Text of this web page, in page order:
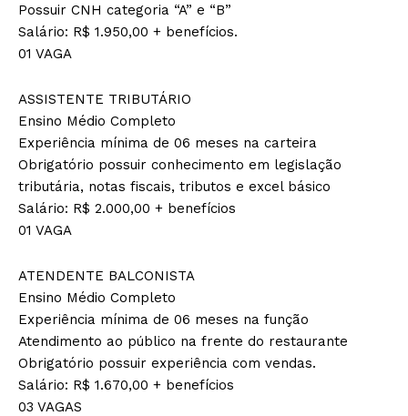
Possuir CNH categoria “A” e “B”
Salário: R$ 1.950,00 + benefícios.
01 VAGA
ASSISTENTE TRIBUTÁRIO
Ensino Médio Completo
Experiência mínima de 06 meses na carteira
Obrigatório possuir conhecimento em legislação
tributária, notas fiscais, tributos e excel básico
Salário: R$ 2.000,00 + benefícios
01 VAGA
ATENDENTE BALCONISTA
Ensino Médio Completo
Experiência mínima de 06 meses na função
Atendimento ao público na frente do restaurante
Obrigatório possuir experiência com vendas.
Salário: R$ 1.670,00 + benefícios
03 VAGAS